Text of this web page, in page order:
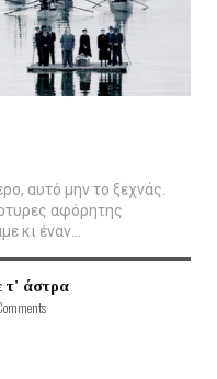
αυτό μην το ξεχνάς.
αφόρητης
κι έναν...
τ' άστρα